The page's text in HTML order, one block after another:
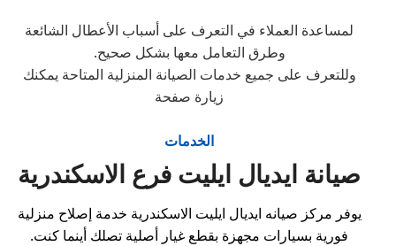
لمساعدة العملاء في التعرف على أسباب الأعطال الشائعة
وطرق التعامل معها بشكل صحيح.
وللتعرف على جميع خدمات الصيانة المنزلية المتاحة يمكنك
زيارة صفحة
الخدمات
صيانة ايديال ايليت فرع الاسكندرية
يوفر مركز صيانه ايديال ايليت الاسكندرية خدمة إصلاح منزلية
فورية بسيارات مجهزة بقطع غيار أصلية تصلك أينما كنت.